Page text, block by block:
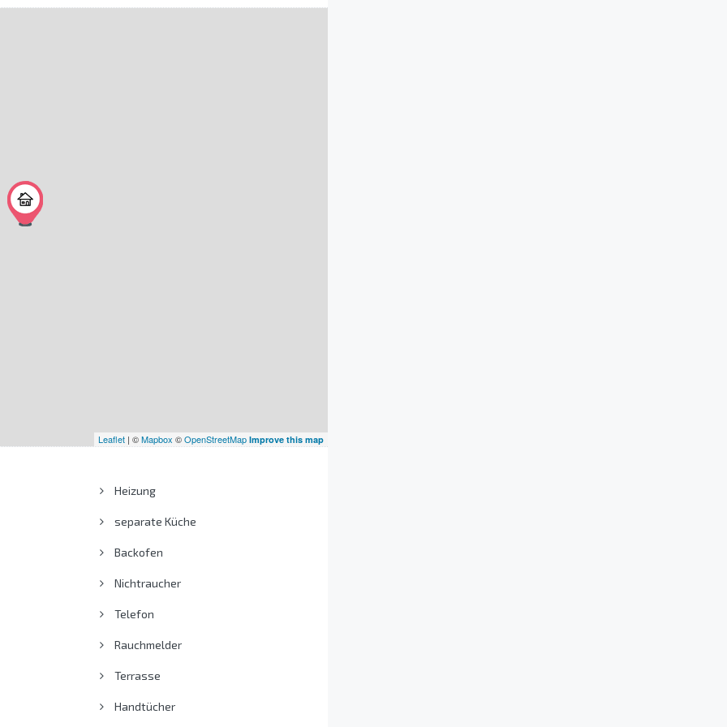
Leaflet | ©Mapbox ©OpenStreetMap Improve this map
Heizung
separate Küche
Backofen
Nichtraucher
Telefon
Rauchmelder
Terrasse
Handtücher